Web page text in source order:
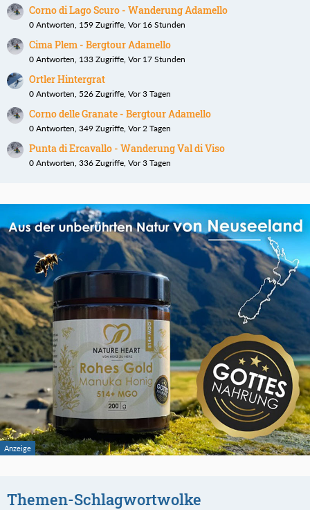
Corno di Lago Scuro - Wanderung Adamello
0 Antworten, 159 Zugriffe, Vor 16 Stunden
Cima Plem - Bergtour Adamello
0 Antworten, 133 Zugriffe, Vor 17 Stunden
Ortler Hintergrat
0 Antworten, 526 Zugriffe, Vor 3 Tagen
Corno delle Granate - Bergtour Adamello
0 Antworten, 349 Zugriffe, Vor 2 Tagen
Punta di Ercavallo - Wanderung Val di Viso
0 Antworten, 336 Zugriffe, Vor 3 Tagen
Themen-Schlagwortwolke